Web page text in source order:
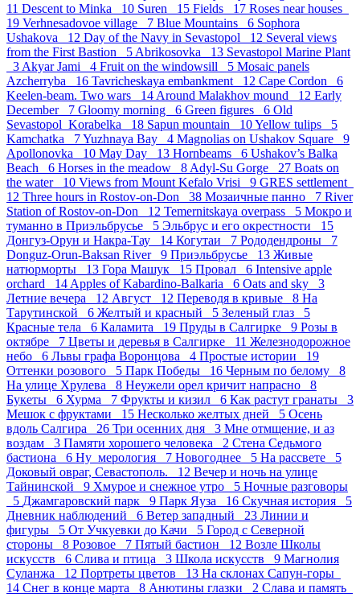
11 Descent to Minka 10 Suren 15 Fields 17 Roses near houses
19 Verhnesadovoe village 7 Blue Mountains 6 Sophora
Ushakova 12 Day of the Navy in Sevastopol 12 Several views
from the First Bastion 5 Abrikosovka 13 Sevastopol Marine Plant
3 Akyar Jami 4 Fruit on the windowsill 5 Mosaic panels
Azcherryba 16 Tavricheskaya embankment 12 Cape Cordon 6
Keelen-beam. Two wars 14 Around Malakhov mound 12 Early
December 7 Gloomy morning 6 Green figures 6 Old
Sevastopol_Korabelka 18 Sapun mountain 10Yellow tulips 5
Kamchatka 7Yuzhnaya Bay 4 Magnolias on Ushakov Square 9
Apollonovka 10 May Day 13 Hornbeams 6 Ushakov’s Balka
Beach 6 Horses in the meadow 8 Adyl-Su Gorge 27 Boats on
the water 10 Views from Mount Kefalo Vrisi 9 GRES settlement
12 Three hours in Rostov-on-Don 38 Мозаичные панно 7 River
Station of Rostov-on-Don 12 Temernitskaya overpass 5 Мокро и
туманно в Приэльбрусье 5 Эльбрус и его окрестности 15
Донгуз-Орун и Накра-Тау 14 Когутаи 7 Рододендроны 7
Donguz-Orun-Baksan River 9 Приэльбрусье 13 Живые
натюрморты 13 Гора Машук 15 Провал 6 Intensive apple
orchard 14 Apples of Kabardino-Balkaria 6 Oats and sky 3
Летние вечера 12 Август 12 Переводя в кривые 8 На
Тарутинской 6 Желтый и красный 5 Зеленый глаз 5
Красные тела 6 Каламита 19 Пруды в Салгирке 9 Розы в
октябре 7 Цветы и деревья в Салгирке 11 Железнодорожное
небо 6 Львы графа Воронцова 4 Простые истории 19
Оттенки розового 5 Парк Победы 16 Черным по белому 8
На улице Хрулева 8 Неужели орел кричит напрасно 8
Букеты 6 Хурма 7 Фрукты и кизил 6 Как растут гранаты 3
Мешок с фруктами 15 Несколько желтых дней 5 Осень
вдоль Салгира 26 Три осенних дня 3 Мне отмщение, и аз
воздам 3 Памяти хорошего человека 2 Стена Седьмого
бастиона 6 Ну_мерология 7 Новогоднее 5 На рассвете 5
Доковый овраг, Севастополь. 12 Вечер и ночь на улице
Тайнинской 9 Хмурое и снежное утро 5 Ночные разговоры
5 Джамгаровский парк 9 Парк Яуза 16 Скучная история 5
Дневник наблюдений 6 Ветер западный 23 Линии и
фигуры 5 От Учкуевки до Качи 5 Город с Северной
стороны 8 Розовое 7 Пятый бастион 12 Возле Школы
искусств 6 Слива и птица 3 Школа искусств 9 Магнолия
Суланжа 12 Портреты цветов 13 На склонах Сапун-горы
14 Снег в конце марта 8 Анютины глазки 2 Слава и память